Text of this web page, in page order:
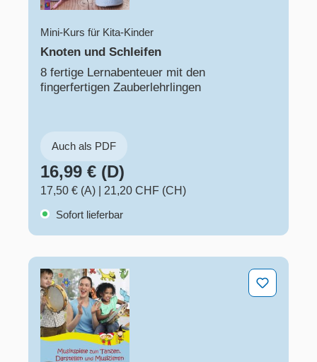
Mini-Kurs für Kita-Kinder
Knoten und Schleifen
8 fertige Lernabenteuer mit den
fingerfertigen Zauberlehrlingen
Auch als PDF
16,99 € (D)
17,50 € (A)
21,20 CHF (CH)
Sofort lieferbar
Musikspiele zum Tanzen, Darstellen und Musizieren